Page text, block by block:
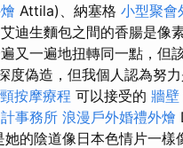
Attila)、納塞格 小型聚會
迪生麵包之間的香腸是像
又一遍地扭轉同一點，但
度偽造，但我個人認為努
按摩療程 可以接受的 牆壁
事務所 浪漫戶外婚禮外燴
她的陰道像日本色情片一